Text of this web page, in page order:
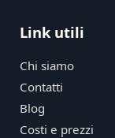
Link utili
Chi siamo
Contatti
Blog
Costi e prezzi